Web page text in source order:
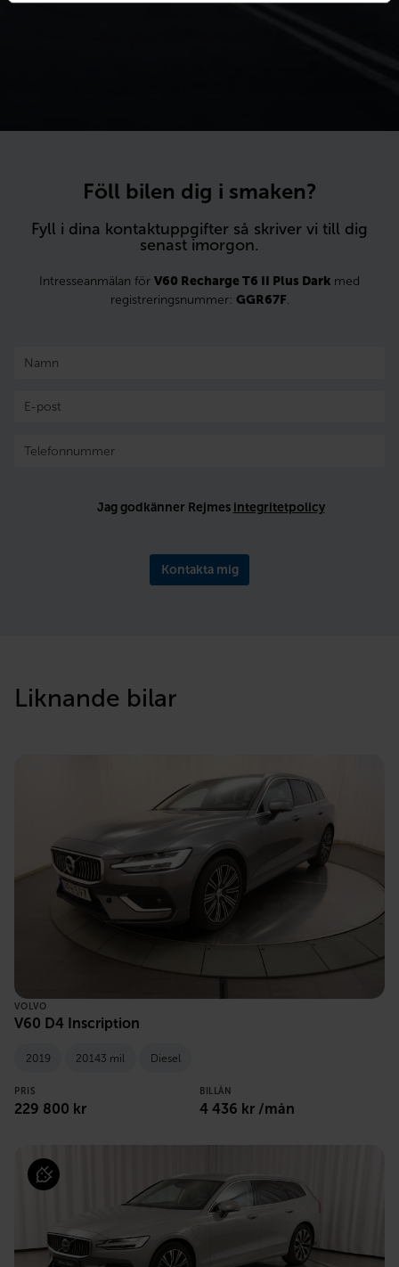
Föll bilen dig i smaken?
Fyll i dina kontaktuppgifter så skriver vi till dig
senast imorgon.
Intresseanmälan för V60 Recharge T6 II Plus Dark med
registreringsnummer: GGR67F.
Jag godkänner Rejmes integritetpolicy
Kontakta mig
Liknande bilar
VOLVO
V60 D4 Inscription
2019 20143 mil Diesel
PRIS
229 800 kr
BILLÅN
4 436 kr /mån